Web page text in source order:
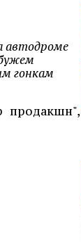
автодроме
гонкам
продакшн",